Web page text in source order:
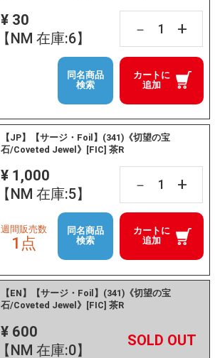
¥ 30
【NM 在庫:6】
－ +
カートに
追加
同名商品
検索
【JP】【サージ・Foil】(341)《切望の宝
石/Coveted Jewel》[FIC] 茶R
¥ 1,000
【NM 在庫:5】
－ +
カートに
追加
週間販売数
1点
同名商品
検索
【EN】【サージ・Foil】(341)《切望の宝
石/Coveted Jewel》[FIC] 茶R
¥ 600
【NM 在庫:0】
－ +